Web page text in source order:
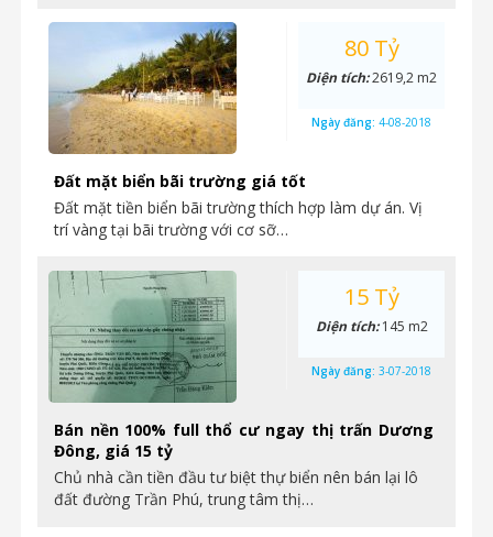
Đất mặt biển bãi trường giá tốt
Đất mặt tiền biển bãi trường thích hợp làm dự án. Vị
trí vàng tại bãi trường với cơ sỡ…
80 Tỷ
Diện tích:2619,2 m2
Ngày đăng: 4-08-2018
Bán nền 100% full thổ cư ngay thị trấn Dương
Đông, giá 15 tỷ
Chủ nhà cần tiền đầu tư biệt thự biển nên bán lại lô
đất đường Trần Phú, trung tâm thị…
15 Tỷ
Diện tích:145 m2
Ngày đăng: 3-07-2018